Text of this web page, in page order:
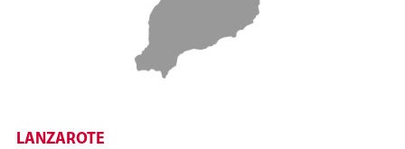
LANZAROTE